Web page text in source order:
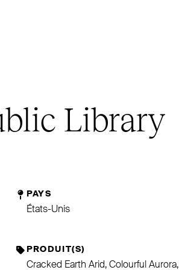
Library
PAYS
États-Unis
PRODUIT(S)
Cracked Earth Arid, Colourful Aurora,